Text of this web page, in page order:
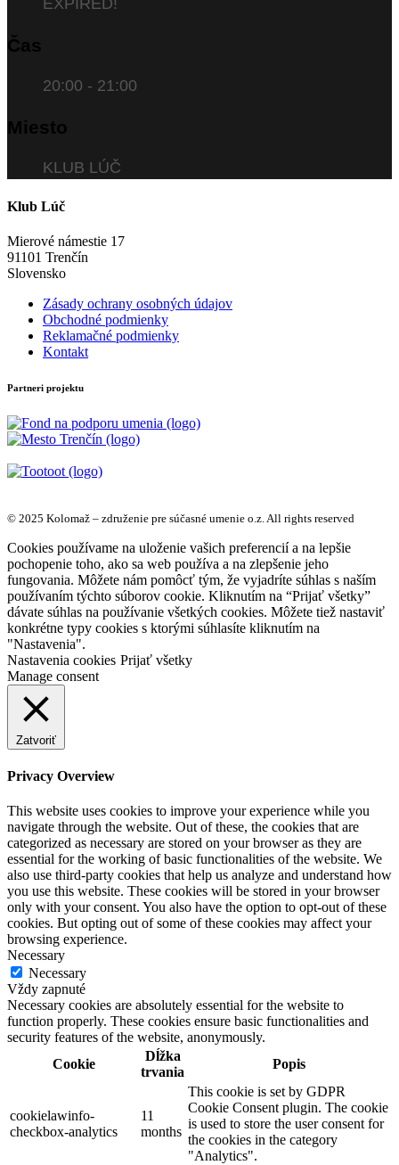
EXPIRED!
Čas
20:00 - 21:00
Miesto
KLUB LÚČ
Klub Lúč
Mierové námestie 17
91101 Trenčín
Slovensko
Zásady ochrany osobných údajov
Obchodné podmienky
Reklamačné podmienky
Kontakt
Partneri projektu
© 2025 Kolomaž – združenie pre súčasné umenie o.z. All rights reserved
Cookies používame na uloženie vašich preferencií a na lepšie
pochopenie toho, ako sa web používa a na zlepšenie jeho
fungovania. Môžete nám pomôcť tým, že vyjadríte súhlas s naším
používaním týchto súborov cookie. Kliknutím na “Prijať všetky”
dávate súhlas na používanie všetkých cookies. Môžete tiež nastaviť
konkrétne typy cookies s ktorými súhlasíte kliknutím na
"Nastavenia".
Nastavenia cookies Prijať všetky
Manage consent
Zatvoriť
Privacy Overview
This website uses cookies to improve your experience while you
navigate through the website. Out of these, the cookies that are
categorized as necessary are stored on your browser as they are
essential for the working of basic functionalities of the website. We
also use third-party cookies that help us analyze and understand how
you use this website. These cookies will be stored in your browser
only with your consent. You also have the option to opt-out of these
cookies. But opting out of some of these cookies may affect your
browsing experience.
Necessary
Necessary
Vždy zapnuté
Necessary cookies are absolutely essential for the website to
function properly. These cookies ensure basic functionalities and
security features of the website, anonymously.
Cookie
Dĺžka
trvania
Popis
cookielawinfo-
checkbox-analytics
11
months
This cookie is set by GDPR
Cookie Consent plugin. The cookie
is used to store the user consent for
the cookies in the category
"Analytics".